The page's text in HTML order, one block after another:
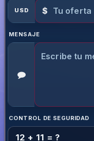
USD $
MENSAJE
CONTROL DE SEGURIDAD
12 + 11 = ?